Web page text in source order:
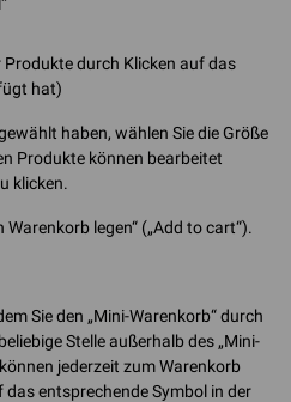
Produkte durch Klicken auf das
hat)
haben, wählen Sie die Größe
Produkte können bearbeitet
klicken.
legen“ („Add to cart“).
Sie den „Mini-Warenkorb“ durch
Stelle außerhalb des „Mini-
jederzeit zum Warenkorb
das entsprechende Symbol in der